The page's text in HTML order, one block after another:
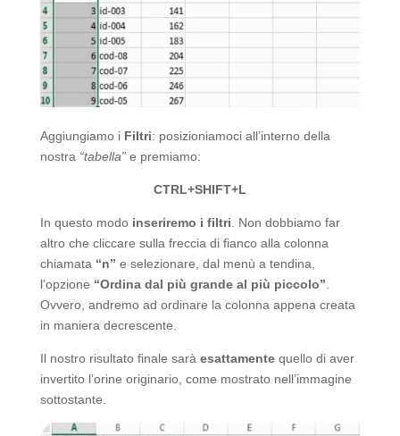
Aggiungiamo i Filtri: posizioniamoci all’interno della
nostra “tabella”e premiamo:
CTRL+SHIFT+L
In questo modo inseriremo i filtri . Non dobbiamo far
altro che cliccare sulla freccia di fianco alla colonna
chiamata “n” e selezionare, dal menù a tendina,
l’opzione “Ordina dal più grande al più piccolo”
Ovvero, andremo ad ordinare la colonna appena creata
in maniera decrescente.
Il nostro risultato finale sarà esattamentequello di aver
invertito l’orine originario, come mostrato nell’immagine
sottostante.